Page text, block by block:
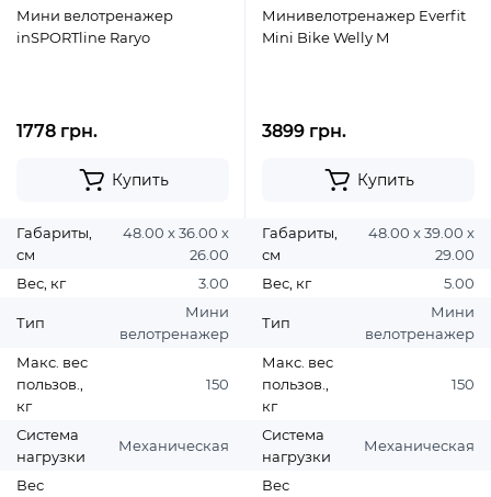
Мини велотренажер
inSPORTline Raryo
1778 грн.
Купить
Габариты,
см
48.00 х 36.00 х
26.00
Вес, кг
3.00
Тип
Мини
велотренажер
Макс. вес
пользов.,
кг
150
Система
нагрузки
Механическая
Вес
Минивелотренажер Everfit
Mini Bike Welly M
3899 грн.
Купить
Габариты,
см
48.00 х 39.00 х
29.00
Вес, кг
5.00
Тип
Мини
велотренажер
Макс. вес
пользов.,
кг
150
Система
нагрузки
Механическая
Вес